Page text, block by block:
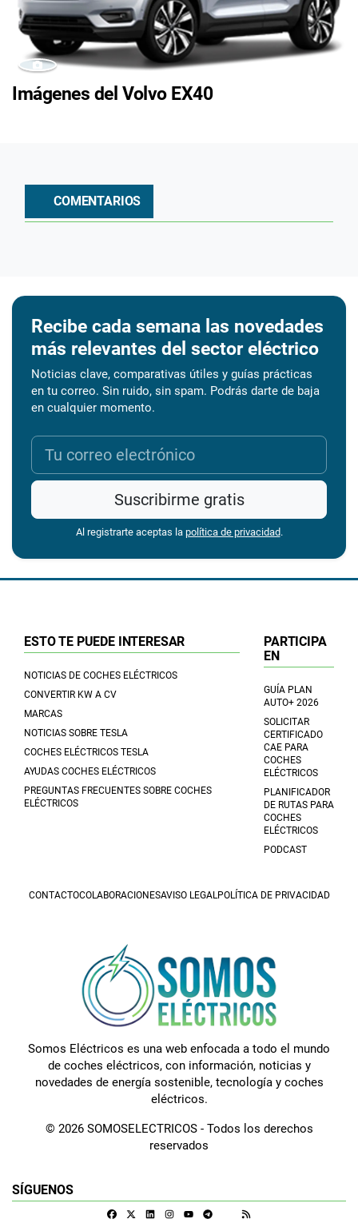
Imágenes del Volvo EX40
COMENTARIOS
Recibe cada semana las novedades
más relevantes del sector eléctrico
Noticias clave, comparativas útiles y guías prácticas
en tu correo. Sin ruido, sin spam. Podrás darte de baja
en cualquier momento.
Suscribirme gratis
Al registrarte aceptas la política de privacidad.
ESTO TE PUEDE INTERESAR
NOTICIAS DE COCHES ELÉCTRICOS
CONVERTIR KW A CV
MARCAS
NOTICIAS SOBRE TESLA
COCHES ELÉCTRICOS TESLA
AYUDAS COCHES ELÉCTRICOS
PREGUNTAS FRECUENTES SOBRE COCHES
ELÉCTRICOS
PARTICIPA
EN
GUÍA PLAN
AUTO+ 2026
SOLICITAR
CERTIFICADO
CAE PARA
COCHES
ELÉCTRICOS
PLANIFICADOR
DE RUTAS PARA
COCHES
ELÉCTRICOS
PODCAST
CONTACTOCOLABORACIONESAVISO LEGAL POLÍTICA DE PRIVACIDAD
Somos Eléctricos es una web enfocada a todo el mundo
de coches eléctricos, con información, noticias y
novedades de energía sostenible, tecnología y coches
eléctricos.
© 2026 SOMOSELECTRICOS - Todos los derechos
reservados
SÍGUENOS
FacebookLinkedinInstagramTelegram
Google Discover